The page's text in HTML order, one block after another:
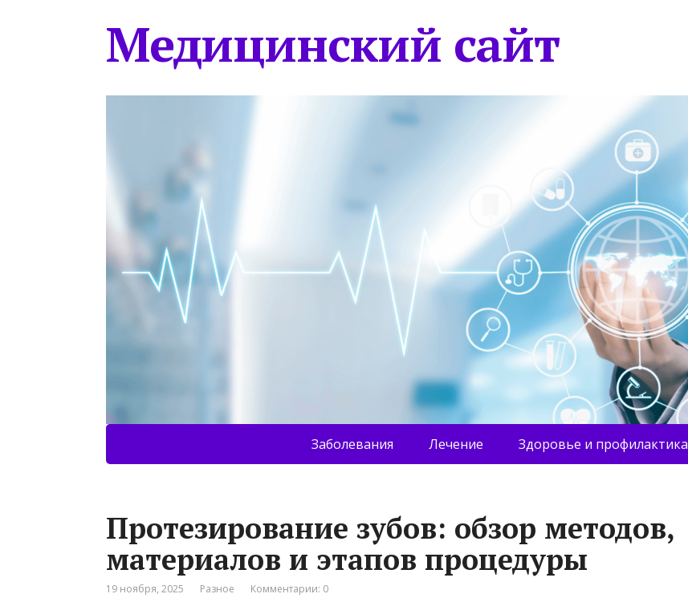
Медицинский сайт
Заболевания Лечение Здоровье и профилактика
Протезирование зубов: обзор методов,
материалов и этапов процедуры
19 ноября, 2025 Разное Комментарии: 0